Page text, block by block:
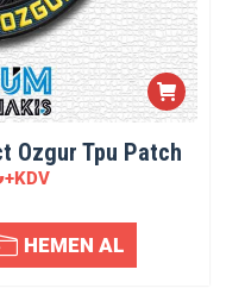
Ozgur Tpu Patch
+KDV
HEMEN AL